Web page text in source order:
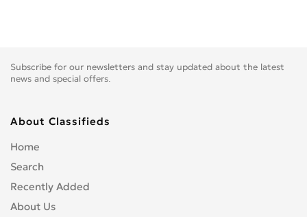
Subscribe for our newsletters and stay updated about the latest
news and special offers.
About Classifieds
Home
Search
Recently Added
About Us